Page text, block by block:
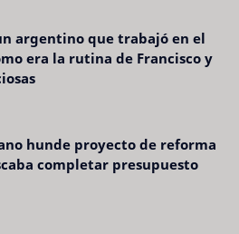
argentino que trabajó en el
era la rutina de Francisco y
hunde proyecto de reforma
completar presupuesto